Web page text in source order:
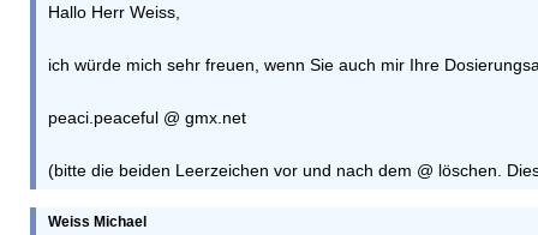
Hallo Herr Weiss,
ich würde mich sehr freuen, wenn Sie auch mir Ihre
peaci.peaceful @ gmx.net
(bitte die beiden Leerzeichen vor und nach dem @ löschen.
Weiss Michael